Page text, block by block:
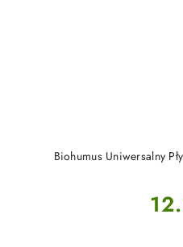
Biohumus Uniwersalny
Cena: